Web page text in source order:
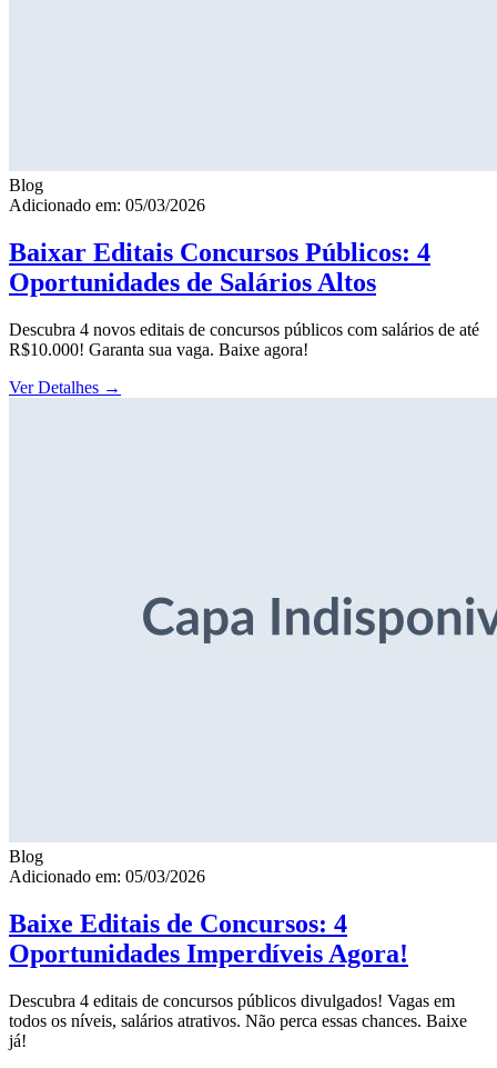
Blog
Adicionado em: 05/03/2026
Baixar Editais Concursos Públicos: 4
Oportunidades de Salários Altos
Descubra 4 novos editais de concursos públicos com salários de até
R$10.000! Garanta sua vaga. Baixe agora!
Ver Detalhes →
Blog
Adicionado em: 05/03/2026
Baixe Editais de Concursos: 4
Oportunidades Imperdíveis Agora!
Descubra 4 editais de concursos públicos divulgados! Vagas em
todos os níveis, salários atrativos. Não perca essas chances. Baixe
já!